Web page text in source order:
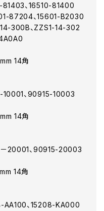
81403、16510-81400
87204、15601-B2030
300B、ZZS1-14-302
14角
10001、90915-10003
14角
－20001、90915-20003
14角
AA100、15208-KA000